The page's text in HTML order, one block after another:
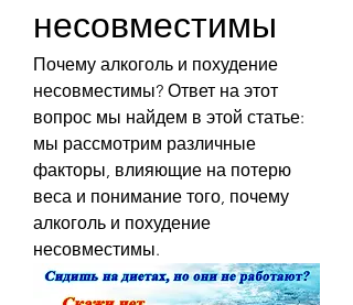
несовместимы
Почему алкоголь и похудение
несовместимы? Ответ на этот
вопрос мы найдем в этой статье:
мы рассмотрим различные
факторы, влияющие на потерю
веса и понимание того, почему
алкоголь и похудение
несовместимы.